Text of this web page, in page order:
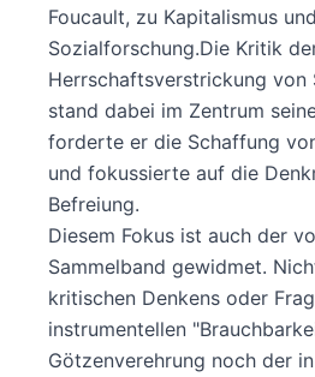
Foucault, zu Kapitalismus
Sozialforschung.Die Kritik
Herrschaftsverstrickung von
stand dabei im Zentrum
forderte er die Schaffung
und fokussierte auf die
Befreiung.
Diesem Fokus ist auch der
Sammelband gewidmet.
kritischen Denkens oder
instrumentellen
Götzenverehrung noch der